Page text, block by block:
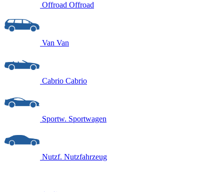
Offroad Offroad
Van Van
Cabrio Cabrio
Sportw. Sportwagen
Nutzf. Nutzfahrzeug